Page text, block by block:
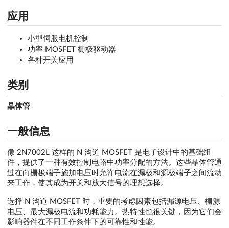
应用
小型伺服电机控制
功率 MOSFET 栅极驱动器
各种开关应用
类别
晶体管
一般信息
像 2N7002L 这样的 N 沟道 MOSFET 是电子设计中的基础组
件，提供了一种有效控制电路中功率分配的方法。这些晶体管通
过在向栅极端子施加电压时允许电流在漏极和源极端子之间流动
来工作，使其成为开关和放大信号的理想选择。
选择 N 沟道 MOSFET 时，重要的考虑因素包括漏源电压、栅源
电压、最大漏极电流和功耗能力。热特性也很关键，因为它们会
影响器件在不同工作条件下的可靠性和性能。